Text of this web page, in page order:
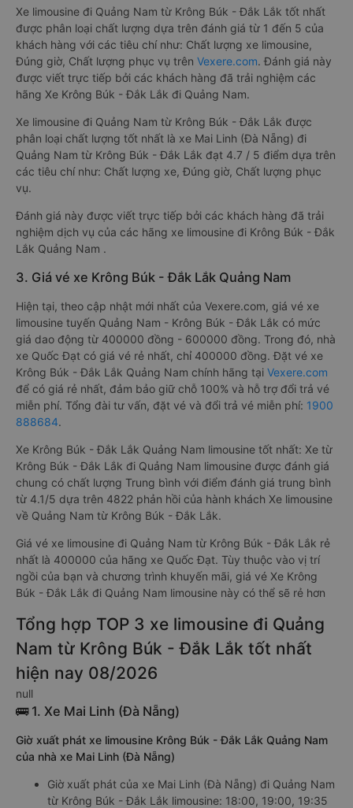
Xe limousine đi Quảng Nam từ Krông Búk - Đắk Lắk tốt nhất
được phân loại chất lượng dựa trên đánh giá từ 1 đến 5 của
khách hàng với các tiêu chí như: Chất lượng xe limousine,
Đúng giờ, Chất lượng phục vụ trên Vexere.com. Đánh giá này
được viết trực tiếp bởi các khách hàng đã trải nghiệm các
hãng Xe Krông Búk - Đắk Lắk đi Quảng Nam.
Xe limousine đi Quảng Nam từ Krông Búk - Đắk Lắk được
phân loại chất lượng tốt nhất là xe Mai Linh (Đà Nẵng) đi
Quảng Nam từ Krông Búk - Đắk Lắk đạt 4.7 / 5 điểm dựa trên
các tiêu chí như: Chất lượng xe, Đúng giờ, Chất lượng phục
vụ.
Đánh giá này được viết trực tiếp bởi các khách hàng đã trải
nghiệm dịch vụ của các hãng xe limousine đi Krông Búk - Đắk
Lắk Quảng Nam .
3. Giá vé xe Krông Búk - Đắk Lắk Quảng Nam
Hiện tại, theo cập nhật mới nhất của Vexere.com, giá vé xe
limousine tuyến Quảng Nam - Krông Búk - Đắk Lắk có mức
giá dao động từ 400000 đồng - 600000 đồng. Trong đó, nhà
xe Quốc Đạt có giá vé rẻ nhất, chỉ 400000 đồng. Đặt vé xe
Krông Búk - Đắk Lắk Quảng Nam chính hãng tại Vexere.com
để có giá rẻ nhất, đảm bảo giữ chỗ 100% và hỗ trợ đổi trả vé
miễn phí. Tổng đài tư vấn, đặt vé và đổi trả vé miễn phí: 1900
888684.
Xe Krông Búk - Đắk Lắk Quảng Nam limousine tốt nhất: Xe từ
Krông Búk - Đắk Lắk đi Quảng Nam limousine được đánh giá
chung có chất lượng Trung bình với điểm đánh giá trung bình
từ 4.1/5 dựa trên 4822 phản hồi của hành khách Xe limousine
về Quảng Nam từ Krông Búk - Đắk Lắk.
Giá vé xe limousine đi Quảng Nam từ Krông Búk - Đắk Lắk rẻ
nhất là 400000 của hãng xe Quốc Đạt. Tùy thuộc vào vị trí
ngồi của bạn và chương trình khuyến mãi, giá vé Xe Krông
Búk - Đắk Lắk đi Quảng Nam limousine này có thể sẽ rẻ hơn
Tổng hợp TOP 3 xe limousine đi Quảng
Nam từ Krông Búk - Đắk Lắk tốt nhất
hiện nay 08/2026
null
🚌 1. Xe Mai Linh (Đà Nẵng)
Giờ xuất phát xe limousine Krông Búk - Đắk Lắk Quảng Nam
của nhà xe Mai Linh (Đà Nẵng)
Giờ xuất phát của xe Mai Linh (Đà Nẵng) đi Quảng Nam
từ Krông Búk - Đắk Lắk limousine: 18:00, 19:00, 19:35